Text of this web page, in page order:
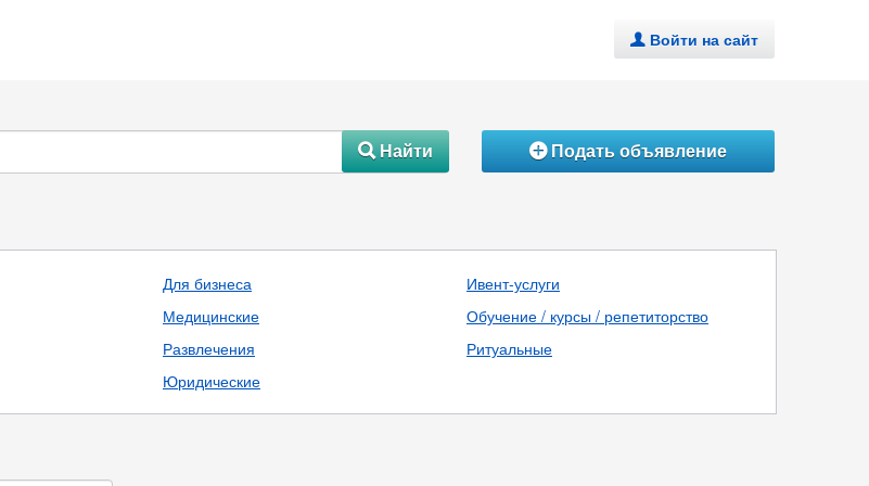
. Войти на сайт
#Найти ÁПодать объявление
Для бизнеса
Медицинские
Развлечения
Юридические
Ивент-услуги
Обучение / курсы / репетиторство
Ритуальные